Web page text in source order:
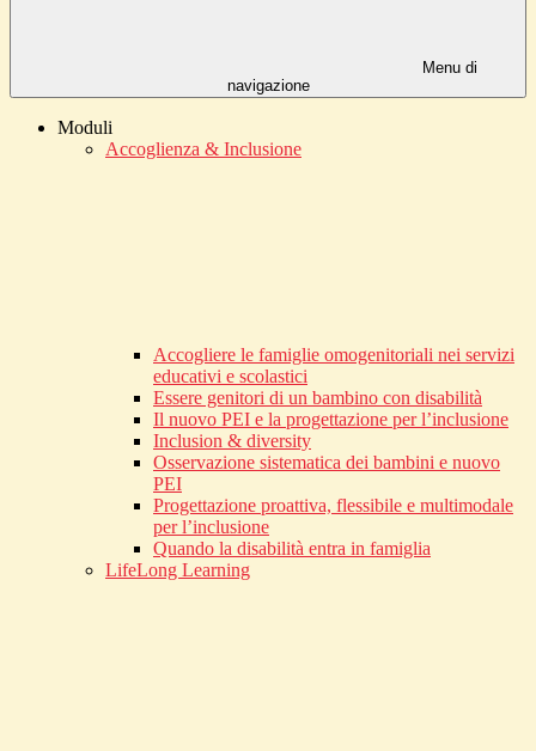
Menu di
navigazione
Moduli
Accoglienza & Inclusione
Accogliere le famiglie omogenitoriali nei servizi
educativi e scolastici
Essere genitori di un bambino con disabilità
Il nuovo PEI e la progettazione per l’inclusione
Inclusion & diversity
Osservazione sistematica dei bambini e nuovo
PEI
Progettazione proattiva, flessibile e multimodale
per l’inclusione
Quando la disabilità entra in famiglia
LifeLong Learning